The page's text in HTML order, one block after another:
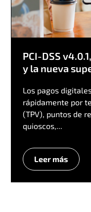
PCI-DSS
y la nueva
Los pagos
rápidamente por
(TPV), puntos de
quioscos,...
Leer más